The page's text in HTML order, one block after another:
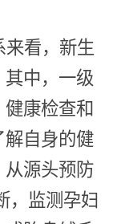
来看，新生
其中，一级
康检查和
解自身的健
从源头预防
，监测孕妇